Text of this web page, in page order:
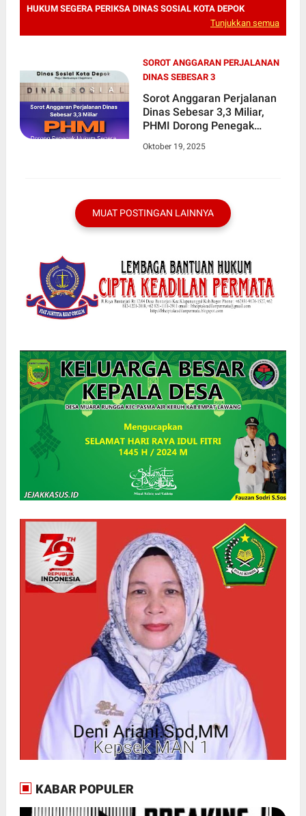
HUKUM SEGERA PERIKSA DINAS SOSIAL KOTA DEPOK
Tunjukkan semua
SOROT ANGGARAN PERJALANAN
DINAS SEBESAR 3
Sorot Anggaran Perjalanan
Dinas Sebesar 3,3 Miliar,
PHMI Dorong Penegak
Sosial Kota Depok
Oktober 19, 2025
MUAT POSTINGAN LAINNYA
KABAR POPULER